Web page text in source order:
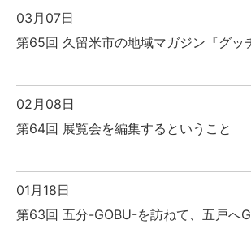
03月07日
第65回 久留米市の地域マガジン『グッ
02月08日
第64回 展覧会を編集するということ
01月18日
第63回 五分-GOBU-を訪ねて、五戸へ